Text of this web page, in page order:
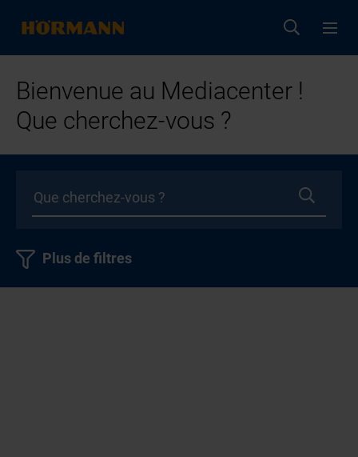
Bienvenue au Mediacenter !
Que cherchez-vous ?
Plus de filtres